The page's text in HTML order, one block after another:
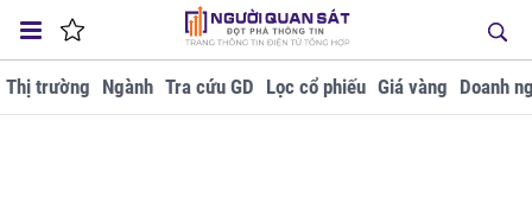
Thị trường Ngành Tra cứu GD Lọc cổ phiếu Giá vàng Doanh